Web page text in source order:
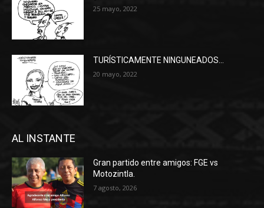
25 mayo, 2022
TURÍSTICAMENTE NINGUNEADOS…
20 mayo, 2022
AL INSTANTE
Gran partido entre amigos: FGE vs
Motozintla.
7 agosto, 2026